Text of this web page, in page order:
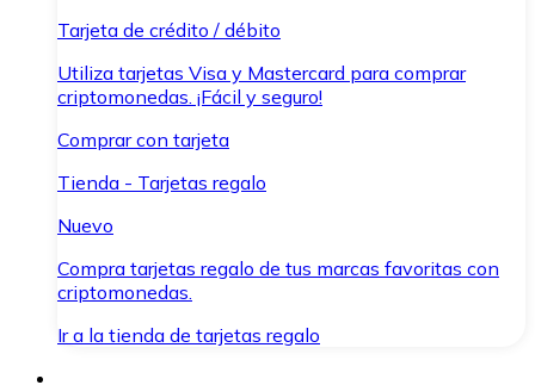
Tarjeta de crédito / débito
Utiliza tarjetas Visa y Mastercard para comprar
criptomonedas. ¡Fácil y seguro!
Comprar con tarjeta
Tienda - Tarjetas regalo
Nuevo
Compra tarjetas regalo de tus marcas favoritas con
criptomonedas.
Ir a la tienda de tarjetas regalo